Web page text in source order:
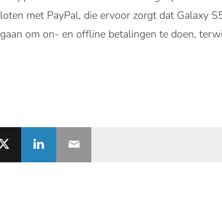
met PayPal, die ervoor zorgt dat Galaxy
om on- en offline betalingen te doen,